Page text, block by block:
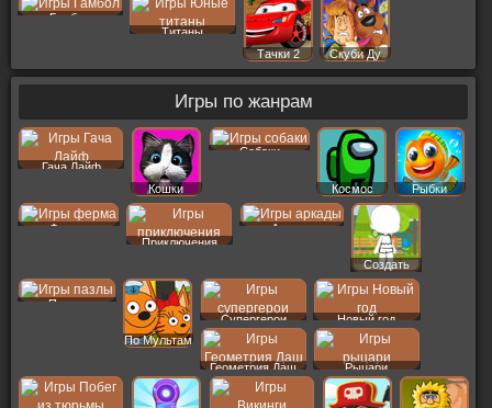
Гамбол
Титаны
Тачки 2
Скуби Ду
Игры по жанрам
Гача Лайф
Кошки
Собаки
Космос Рыбки
Ферма
Приключения
Аркады
Создать
Пер
Пазлы
По Мультам
Супергерои Новый год
Геометрия Даш Рыцари